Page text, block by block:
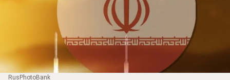
RusPhotoBank